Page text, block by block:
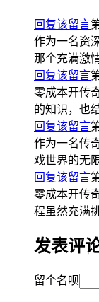
回复该留言
作为一名资
那个充满激
回复该留言
零成本开传
的知识，也
回复该留言
作为一名传
戏世界的无
回复该留言
零成本开传
程虽然充满
发表评
留个名呗